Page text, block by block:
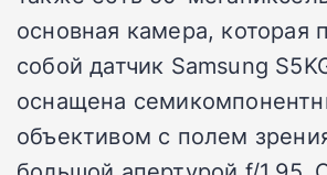
основная камера, которая
собой датчик Samsung
оснащена
объективом с полем